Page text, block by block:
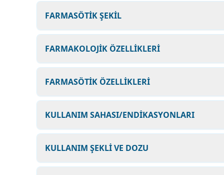
FARMASÖTİK ŞEKİL
FARMAKOLOJİK ÖZELLİKLERİ
FARMASÖTİK ÖZELLİKLERİ
KULLANIM SAHASI/ENDİKASYONLARI
KULLANIM ŞEKLİ VE DOZU